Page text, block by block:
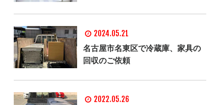
2024.05.21
名古屋市名東区で冷蔵庫、家具の
回収のご依頼
2022.05.26